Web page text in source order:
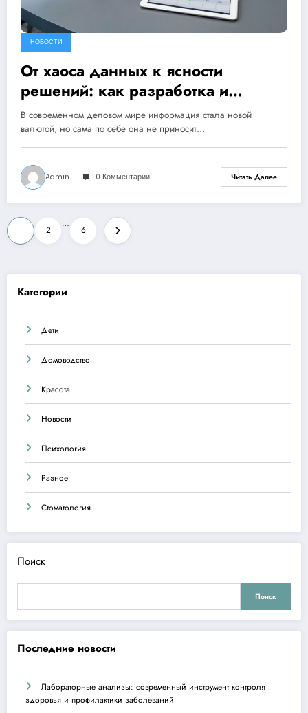
НОВОСТИ
От хаоса данных к ясности
решений: как разработка и
внедрение BI-систем меняют
бизнес-ландшафт
В современном деловом мире информация стала новой
валютой, но сама по себе она не приносит…
Admin 0 Комментарии Читать Далее
Пагинация
записей
2
…
6
Категории
Дети
Домоводство
Красота
Новости
Психология
Разное
Стоматология
Поиск
Поиск
Последние новости
Лабораторные анализы: современный инструмент контроля
здоровья и профилактики заболеваний